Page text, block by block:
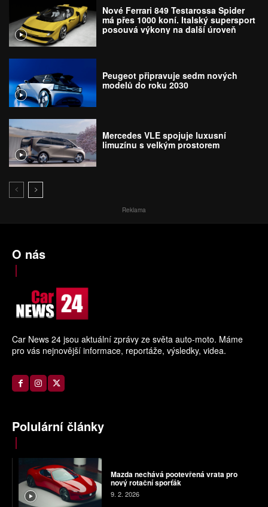
Nové Ferrari 849 Testarossa Spider
má přes 1000 koní. Italský supersport
posouvá výkony na další úroveň
Peugeot připravuje sedm nových
modelů do roku 2030
Mercedes VLE spojuje luxusní
limuzínu s velkým prostorem
Reklama
O nás
Car News 24 jsou aktuální zprávy ze světa auto-moto. Máme
pro vás nejnovější informace, reportáže, výsledky, videa.
Polulární články
Mazda nechává pootevřená vrata pro
nový rotační sporťák
9. 2. 2026